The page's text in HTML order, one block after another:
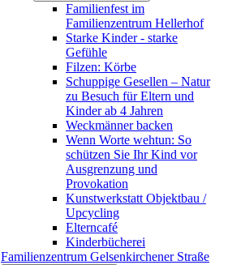
Familienfest im
Familienzentrum Hellerhof
Starke Kinder - starke
Gefühle
Filzen: Körbe
Schuppige Gesellen – Natur
zu Besuch für Eltern und
Kinder ab 4 Jahren
Weckmänner backen
Wenn Worte wehtun: So
schützen Sie Ihr Kind vor
Ausgrenzung und
Provokation
Kunstwerkstatt Objektbau /
Upcycling
Elterncafé
Kinderbücherei
Familienzentrum Gelsenkirchener Straße